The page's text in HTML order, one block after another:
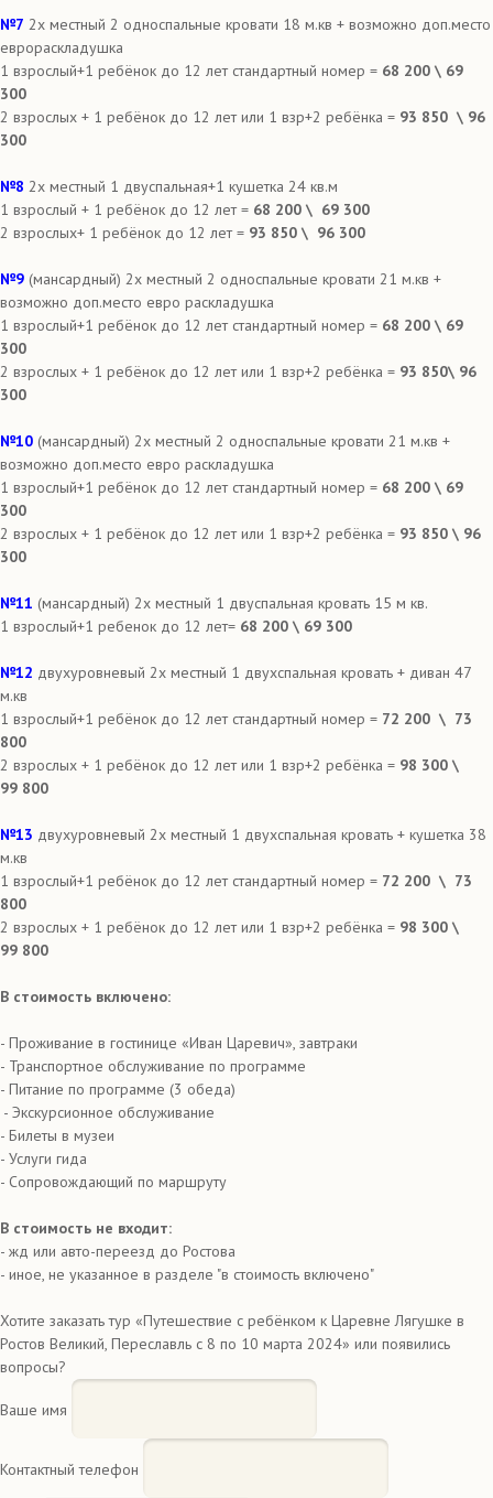
№7 2х местный 2 односпальные кровати 18 м.кв + возможно доп.место
еврораскладушка
1 взрослый+1 ребёнок до 12 лет стандартный номер = 68 200 \ 69
300
2 взрослых + 1 ребёнок до 12 лет или 1 взр+2 ребёнка = 93 850 \ 96
300
№8 2х местный 1 двуспальная+1 кушетка 24 кв.м
1 взрослый + 1 ребёнок до 12 лет = 68 200 \ 69 300
2 взрослых+ 1 ребёнок до 12 лет = 93 850 \ 96 300
№9 (мансардный) 2х местный 2 односпальные кровати 21 м.кв +
возможно доп.место евро раскладушка
1 взрослый+1 ребёнок до 12 лет стандартный номер = 68 200 \ 69
300
2 взрослых + 1 ребёнок до 12 лет или 1 взр+2 ребёнка = 93 850\ 96
300
№10 (мансардный) 2х местный 2 односпальные кровати 21 м.кв +
возможно доп.место евро раскладушка
1 взрослый+1 ребёнок до 12 лет стандартный номер = 68 200 \ 69
300
2 взрослых + 1 ребёнок до 12 лет или 1 взр+2 ребёнка = 93 850 \ 96
300
№11 (мансардный) 2х местный 1 двуспальная кровать 15 м кв.
1 взрослый+1 ребенок до 12 лет= 68 200 \ 69 300
№12 двухуровневый 2х местный 1 двухспальная кровать + диван 47
м.кв
1 взрослый+1 ребёнок до 12 лет стандартный номер = 72 200 \ 73
800
2 взрослых + 1 ребёнок до 12 лет или 1 взр+2 ребёнка = 98 300 \
99 800
№13 двухуровневый 2х местный 1 двухспальная кровать + кушетка 38
м.кв
1 взрослый+1 ребёнок до 12 лет стандартный номер = 72 200 \ 73
800
2 взрослых + 1 ребёнок до 12 лет или 1 взр+2 ребёнка = 98 300 \
99 800
В стоимость включено:
- Проживание в гостинице «Иван Царевич», завтраки
- Транспортное обслуживание по программе
- Питание по программе (3 обеда)
- Экскурсионное обслуживание
- Билеты в музеи
- Услуги гида
- Сопровождающий по маршруту
В стоимость не входит:
- жд или авто-переезд до Ростова
- иное, не указанное в разделе "в стоимость включено"
Хотите заказать тур «Путешествие с ребёнком к Царевне Лягушке в
Ростов Великий, Переславль с 8 по 10 марта 2024» или появились
вопросы?
Ваше имя
Контактный телефон